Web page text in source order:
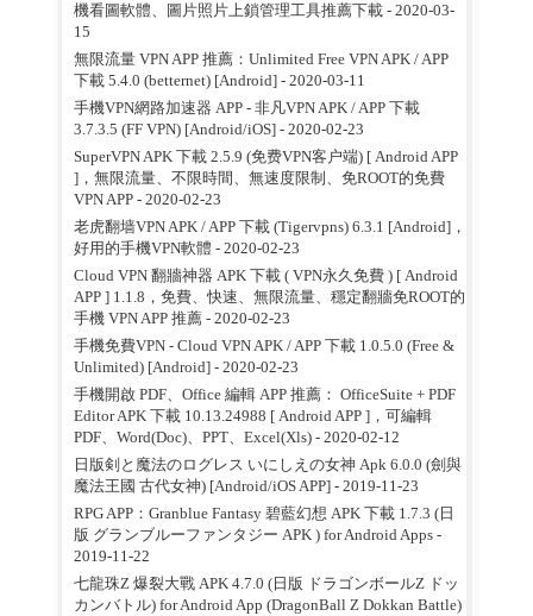
機看圖軟體、圖片照片上鎖管理工具推薦下載- 2020-03-
15
無限流量 VPN APP 推薦：Unlimited Free VPN APK / APP
下載 5.4.0 (betternet) [Android]- 2020-03-11
手機VPN網路加速器 APP - 非凡VPN APK / APP 下載
3.7.3.5 (FF VPN) [Android/iOS]- 2020-02-23
SuperVPN APK 下載 2.5.9 (免费VPN客户端) [ Android APP
]，無限流量、不限時間、無速度限制、免ROOT的免費
VPN APP- 2020-02-23
老虎翻墙VPN APK / APP 下載 (Tigervpns) 6.3.1 [Android]，
好用的手機VPN軟體 - 2020-02-23
Cloud VPN 翻牆神器 APK 下載 ( VPN永久免費 ) [ Android
APP ] 1.1.8，免費、快速、無限流量、穩定翻牆免ROOT的
手機 VPN APP 推薦- 2020-02-23
手機免費VPN - Cloud VPN APK / APP 下載 1.0.5.0 (Free &
Unlimited) [Android]- 2020-02-23
手機開啟 PDF、Office 編輯 APP 推薦： OfficeSuite + PDF
Editor APK 下載 10.13.24988 [ Android APP ]，可編輯
PDF、Word(Doc)、PPT、Excel(Xls)- 2020-02-12
日版剣と魔法のログレス いにしえの女神 Apk 6.0.0 (劍與
魔法王國 古代女神) [Android/iOS APP]- 2019-11-23
RPG APP：Granblue Fantasy 碧藍幻想 APK 下載 1.7.3 (日
版 グランブルーファンタジー APK ) for Android Apps -
2019-11-22
七龍珠Z 爆裂大戰 APK 4.7.0 (日版 ドラゴンボールZ ドッ
カンバトル) for Android App (DragonBall Z Dokkan Battle)